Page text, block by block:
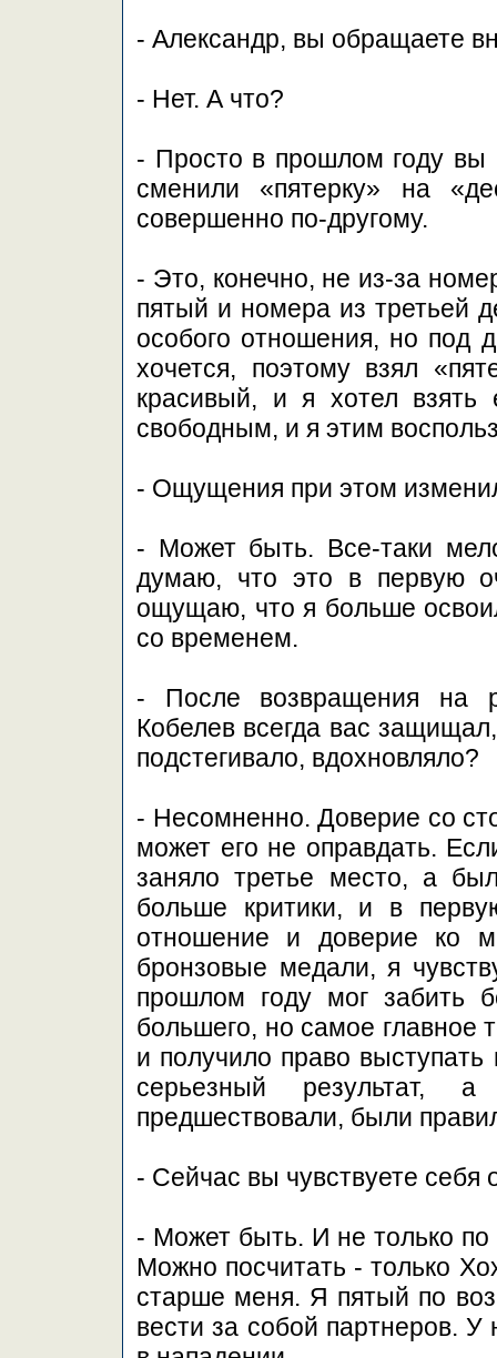
- Александр, вы обращаете
- Нет. А что?
- Просто в прошлом году
сменили «пятерку» на
совершенно по-другому.
- Это, конечно, не из-за
пятый и номера из третьей
особого отношения, но под
хочется, поэтому взял
красивый, и я хотел взять
свободным, и я этим
- Ощущения при этом
- Может быть. Все-таки
думаю, что это в первую
ощущаю, что я больше
со временем.
- После возвращения на
Кобелев всегда вас
подстегивало, вдохновляло?
- Несомненно. Доверие со
может его не оправдать.
заняло третье место, а
больше критики, и в
отношение и доверие ко
бронзовые медали, я
прошлом году мог забить
большего, но самое главное
и получило право
серьезный результат,
предшествовали, были
- Сейчас вы чувствуете
- Может быть. И не только по
Можно посчитать - только
старше меня. Я пятый по
вести за собой партнеров.